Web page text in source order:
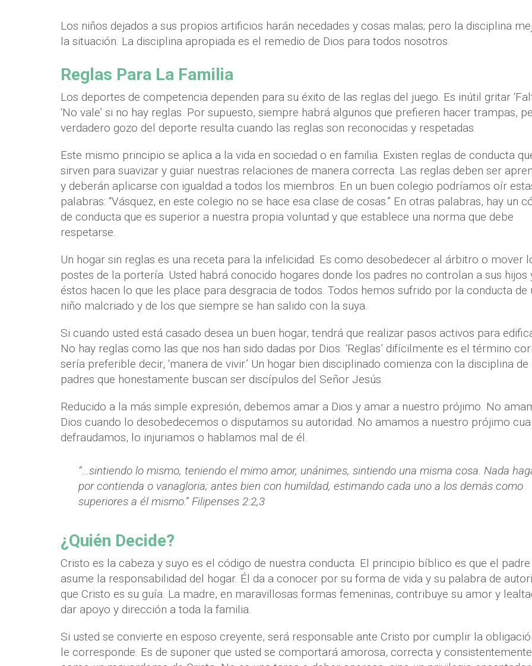
Los niños dejados a sus propios artificios harán necedades y cosas malas; pero la disciplina
la situación. La disciplina apropiada es el remedio de Dios para todos nosotros.
Reglas Para La Familia
Los deportes de competencia dependen para su éxito de las reglas del juego. Es inútil gritar
‘No vale’ si no hay reglas. Por supuesto, siempre habrá algunos que prefieren hacer trampas,
verdadero gozo del deporte resulta cuando las reglas son reconocidas y respetadas.
Este mismo principio se aplica a la vida en sociedad o en familia. Existen reglas de conducta
sirven para suavizar y guiar nuestras relaciones de manera correcta. Las reglas deben ser
y deberán aplicarse con igualdad a todos los miembros. En un buen colegio podríamos oír
palabras: “Vásquez, en este colegio no se hace esa clase de cosas.” En otras palabras, hay un
de conducta que es superior a nuestra propia voluntad y que establece una norma que debe
respetarse.
Un hogar sin reglas es una receta para la infelicidad. Es como desobedecer al árbitro o mover
postes de la portería. Usted habrá conocido hogares donde los padres no controlan a sus hijos
éstos hacen lo que les place para desgracia de todos. Todos hemos sufrido por la conducta de
niño malcriado y de los que siempre se han salido con la suya.
Si cuando usted está casado desea un buen hogar, tendrá que realizar pasos activos para
No hay reglas como las que nos han sido dadas por Dios. ‘Reglas’ difícilmente es el término
sería preferible decir, ‘manera de vivir.’ Un hogar bien disciplinado comienza con la disciplina de
padres que honestamente buscan ser discípulos del Señor Jesús.
Reducido a la más simple expresión, debemos amar a Dios y amar a nuestro prójimo. No
Dios cuando lo desobedecemos o disputamos su autoridad. No amamos a nuestro prójimo
defraudamos, lo injuriamos o hablamos mal de él.
“…sintiendo lo mismo, teniendo el mimo amor, unánimes, sintiendo una misma cosa. Nada
por contienda o vanagloria; antes bien con humildad, estimando cada uno a los demás como
superiores a él mismo.” Filipenses 2:2,3
¿Quién Decide?
Cristo es la cabeza y suyo es el código de nuestra conducta. El principio bíblico es que el padre
asume la responsabilidad del hogar. Él da a conocer por su forma de vida y su palabra de
que Cristo es su guía. La madre, en maravillosas formas femeninas, contribuye su amor y
dar apoyo y dirección a toda la familia.
Si usted se convierte en esposo creyente, será responsable ante Cristo por cumplir la
le corresponde. Es de suponer que usted se comportará amorosa, correcta y consistentemente